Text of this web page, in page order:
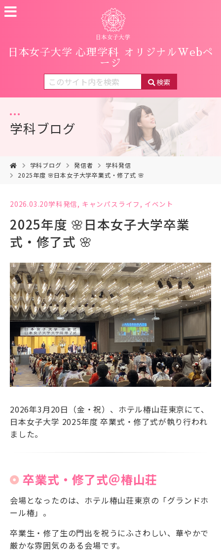
日本女子大学 心理学科
オリジナルWebペ
ージ
検索
学科ブログ
学科ブログ 発信者
学科発信
2025年度 🌸日本女子大学卒業式・修了式 🌸
2026.03.20学科発信, キャンパスライフ , イベント
2025年度 🌸日本女子大学卒業
式・修了式 🌸
2026年3月20日（金・祝）、ホテル椿山荘東京にて、
日本女子大学 2025年度 卒業式・修了式が執り行われ
ました。
卒業式・修了式＠椿山荘
会場となったのは、ホテル椿山荘東京の「グランドホ
ール椿」。
卒業生・修了生の門出を祝うにふさわしい、華やかで
厳かな雰囲気のある会場です。